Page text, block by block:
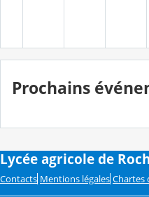
Prochains
Lycée agricole de
Contacts Mentions légales Chartes